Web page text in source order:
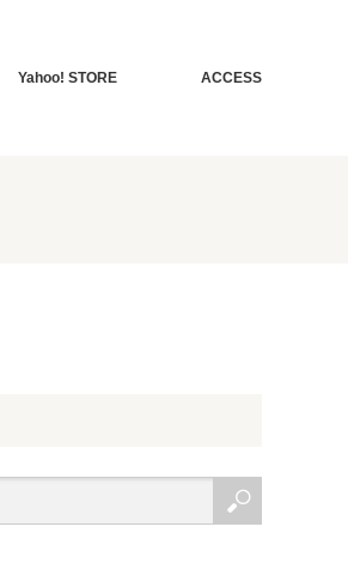
Yahoo! STORE ACCESS